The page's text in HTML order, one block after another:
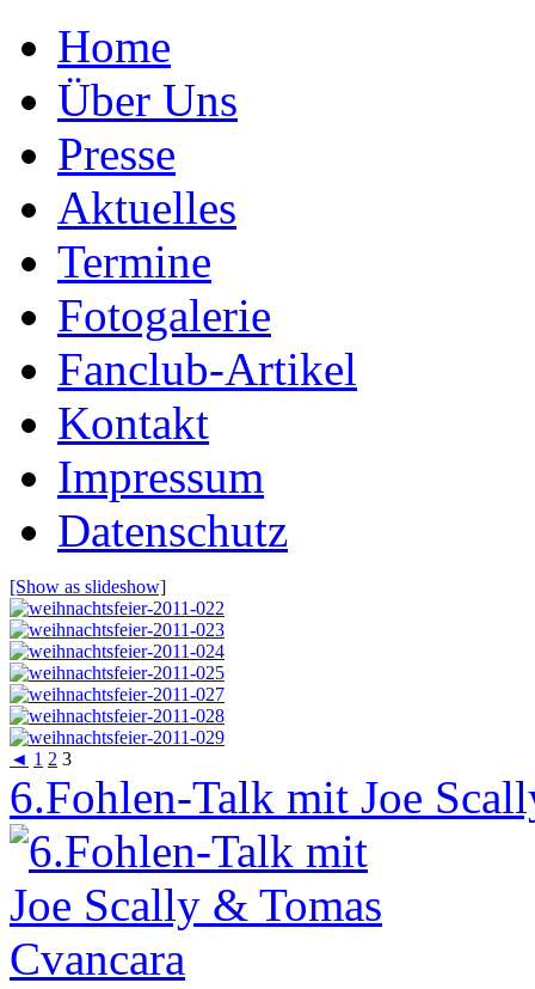
Home
Über Uns
Presse
Aktuelles
Termine
Fotogalerie
Fanclub-Artikel
Kontakt
Impressum
Datenschutz
[Show as slideshow]
◄ 1 2 3
6.Fohlen-Talk mit Joe